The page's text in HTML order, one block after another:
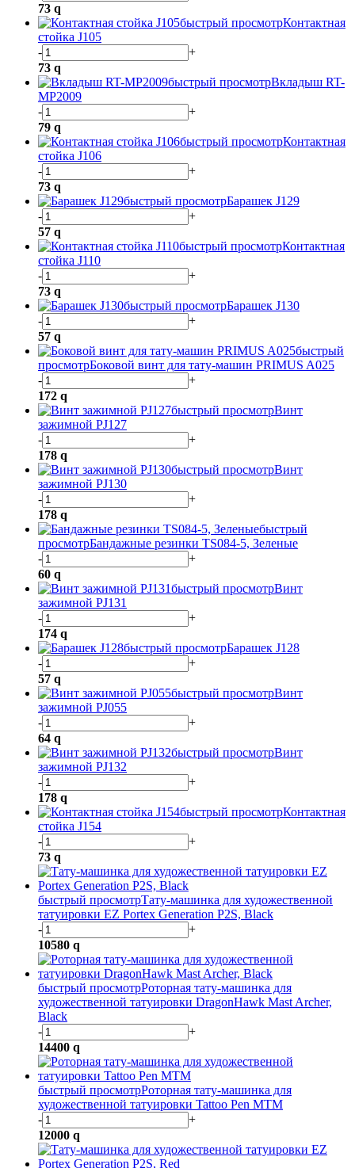
73 q
быстрый просмотрКонтактная
стойка J105
-
+
73 q
быстрый просмотрВкладыш RT-
MP2009
-
+
79 q
быстрый просмотрКонтактная
стойка J106
-
+
73 q
быстрый просмотрБарашек J129
-
+
57 q
быстрый просмотрКонтактная
стойка J110
-
+
73 q
быстрый просмотрБарашек J130
-
+
57 q
быстрый
просмотрБоковой винт для тату-машин PRIMUS A025
-
+
172 q
быстрый просмотрВинт
зажимной PJ127
-
+
178 q
быстрый просмотрВинт
зажимной PJ130
-
+
178 q
быстрый
просмотрБандажные резинки TS084-5, Зеленые
-
+
60 q
быстрый просмотрВинт
зажимной PJ131
-
+
174 q
быстрый просмотрБарашек J128
-
+
57 q
быстрый просмотрВинт
зажимной PJ055
-
+
64 q
быстрый просмотрВинт
зажимной PJ132
-
+
178 q
быстрый просмотрКонтактная
стойка J154
-
+
73 q
быстрый просмотрТату-машинка для художественной
татуировки EZ Portex Generation P2S, Black
-
+
10580 q
быстрый просмотрРоторная тату-машинка для
художественной татуировки DragonHawk Mast Archer,
Black
-
+
14400 q
быстрый просмотрРоторная тату-машинка для
художественной татуировки Tattoo Pen MTM
-
+
12000 q